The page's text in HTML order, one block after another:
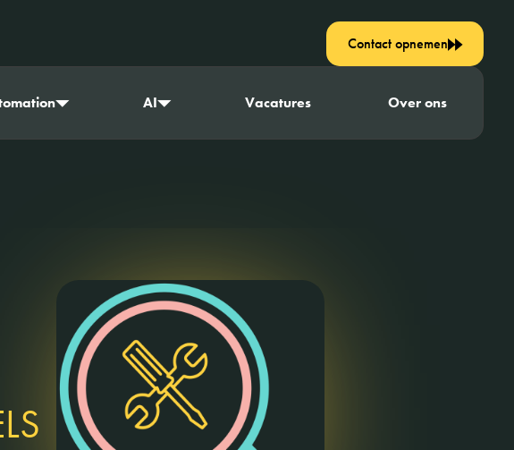
AI Vacatures Over ons
Contact opnemen